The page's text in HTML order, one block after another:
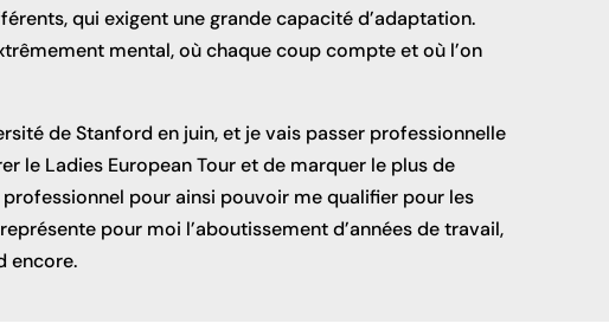
qui exigent une grande capacité d’adaptation.
mental, où chaque coup compte et où l’on
de Stanford en juin, et je vais passer professionnelle
le Ladies European Tour et de marquer le plus de
pour ainsi pouvoir me qualifier pour les
pour moi l’aboutissement d’années de travail,
encore.